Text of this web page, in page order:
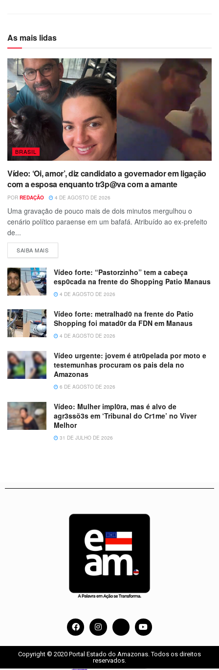
As mais lidas
BRASIL
Vídeo: ‘Oi, amor’, diz candidato a governador em ligação
com a esposa enquanto tr3p@va com a amante
POR REDAÇÃO 4 DE AGOSTO DE 2026
Uma gravação de pouco mais de dois minutos mergulhou o
cenário político paraense em um bafafá. Atribuído ao ex-prefeito
de...
SAIBA MAIS
Vídeo forte: “Pastorzinho” tem a cabeça
esp0cada na frente do Shopping Patio Manaus
4 DE AGOSTO DE 2026
Vídeo forte: metralhad0 na frente do Patio
Shopping foi matad0r da FDN em Manaus
4 DE AGOSTO DE 2026
Vídeo urgente: jovem é atr0pelada por moto e
testemunhas procuram os pais dela no
Amazonas
6 DE AGOSTO DE 2026
Vídeo: Mulher impl0ra, mas é alvo de
agr3ssõ3s em ‘Tribunal do Cr1me’ no Viver
Melhor
31 DE JULHO DE 2026
Copyright © 2020 Portal Estado do Amazonas. Todos os direitos
reservados.